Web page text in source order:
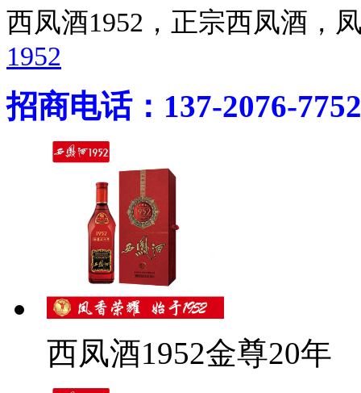
西凤酒1952，正宗西凤酒
1952
招商电话：137-2076-7752
西凤酒1952金尊20年